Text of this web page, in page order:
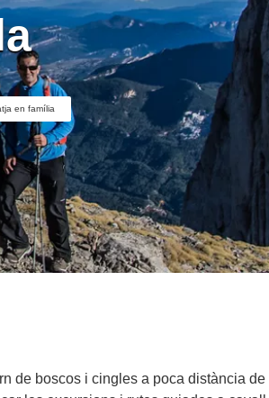
en família
de boscos i cingles a poca distància